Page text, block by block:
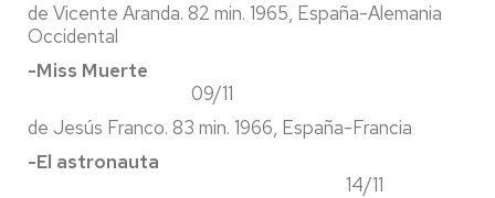
de Vicente Aranda. 82 min. 1965, España-Alemania
Occidental
-Miss Muerte
09/11
de Jesús Franco. 83 min. 1966, España-Francia
-El astronauta
14/11